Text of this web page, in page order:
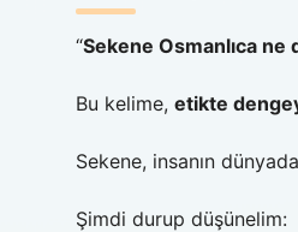
“Sekene Osmanlıca ne
Bu kelime, etikte
Sekene, insanın
Şimdi durup düşünelim: